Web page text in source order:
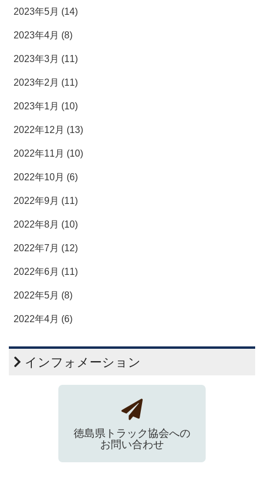
2023年5月 (14)
2023年4月 (8)
2023年3月 (11)
2023年2月 (11)
2023年1月 (10)
2022年12月 (13)
2022年11月 (10)
2022年10月 (6)
2022年9月 (11)
2022年8月 (10)
2022年7月 (12)
2022年6月 (11)
2022年5月 (8)
2022年4月 (6)
インフォメーション
徳島県トラック協会への
お問い合わせ